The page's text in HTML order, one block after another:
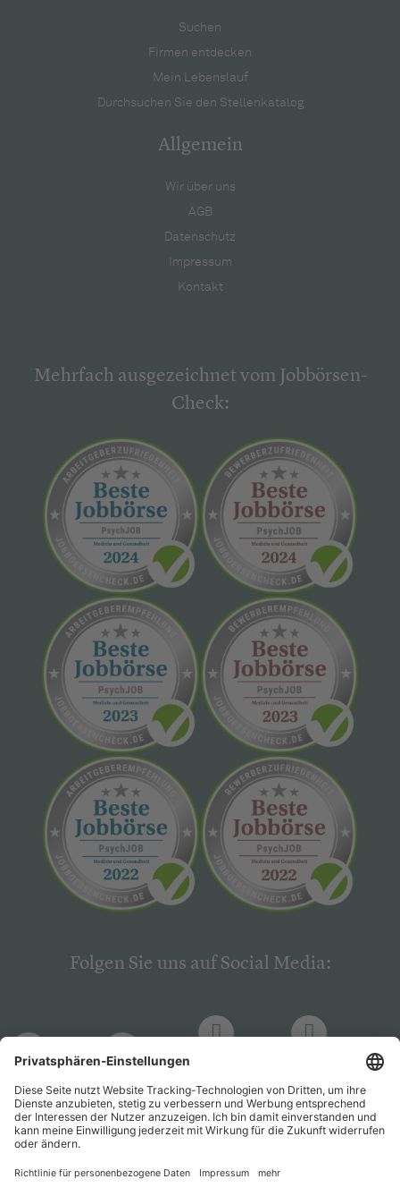
Suchen
Firmen entdecken
Mein Lebenslauf
Durchsuchen Sie den Stellenkatalog
Allgemein
Wir über uns
AGB
Datenschutz
Impressum
Kontakt
Mehrfach ausgezeichnet vom Jobbörsen-
Check:
Folgen Sie uns auf Social Media:
PsychJOB PsychJOB
Hogrefe
Verlag
Hogrefe
Verlag